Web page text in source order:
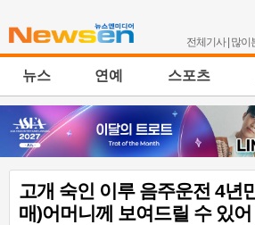
전체기사| 많이
뉴스 연예 스포츠
고개 숙인 이루 음주운전 4년
매)어머니께 보여드릴 수 있어